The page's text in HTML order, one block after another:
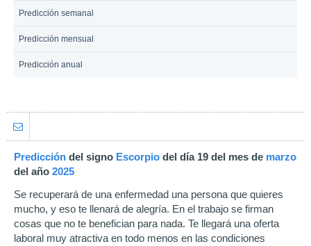
Predicción semanal
Predicción mensual
Predicción anual
Predicción del signo Escorpio del día 19 del mes de marzo
del año 2025
Se recuperará de una enfermedad una persona que quieres
mucho, y eso te llenará de alegría. En el trabajo se firman
cosas que no te benefician para nada. Te llegará una oferta
laboral muy atractiva en todo menos en las condiciones